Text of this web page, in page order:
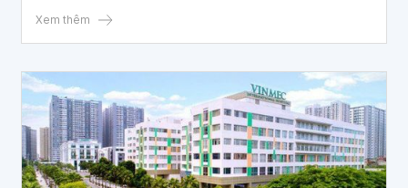
Xem thêm